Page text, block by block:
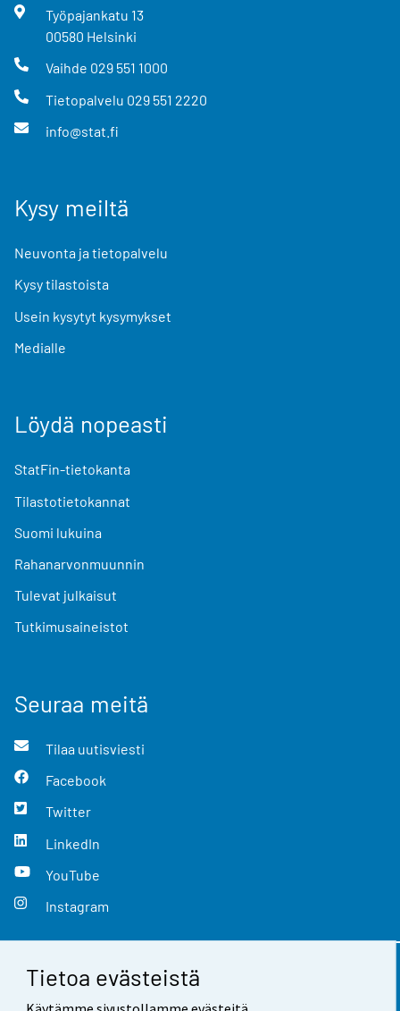
Tietoa evästeistä
Työpajankatu 13
00580 Helsinki
Vaihde 029 551 1000
Tietopalvelu 029 551 2220
info@stat.fi
Kysy meiltä
Neuvonta ja tietopalvelu
Kysy tilastoista
Usein kysytyt kysymykset
Medialle
Löydä nopeasti
StatFin-tietokanta
Tilastotietokannat
Suomi lukuina
Rahanarvonmuunnin
Tulevat julkaisut
Tutkimusaineistot
Seuraa meitä
Tilaa uutisviesti
Facebook
Twitter
LinkedIn
YouTube
Instagram
Yhteystiedot